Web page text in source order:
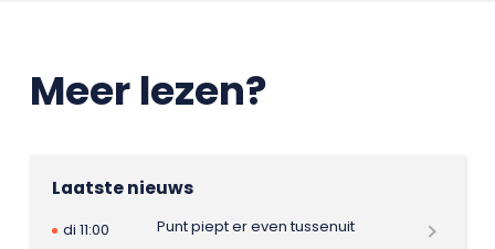
Meer lezen?
Laatste nieuws
di 11:00
Punt piept er even tussenuit